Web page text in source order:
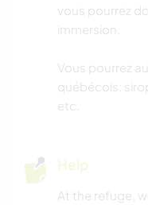
vous pourrez
immersion.
Vous pourrez
québécois:
etc.
Help
At the refuge,